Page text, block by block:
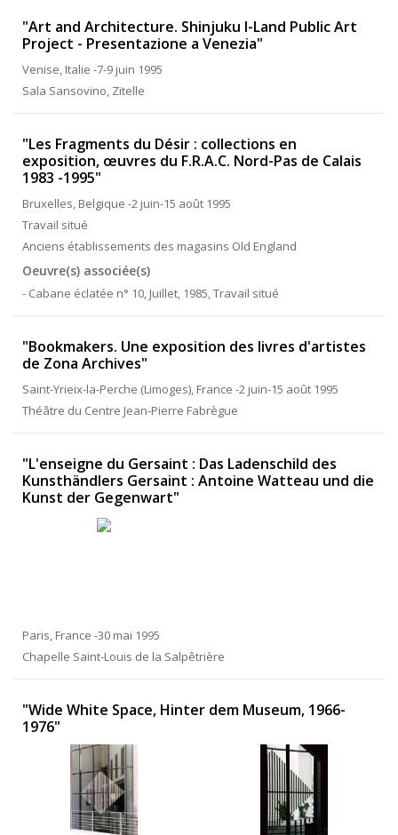
"Art and Architecture. Shinjuku I-Land Public Art
Project - Presentazione a Venezia"
Venise, Italie -7-9 juin 1995
Sala Sansovino, Zitelle
"Les Fragments du Désir : collections en
exposition, œuvres du F.R.A.C. Nord-Pas de Calais
1983 -1995"
Bruxelles, Belgique -2 juin-15 août 1995
Travail situé
Anciens établissements des magasins Old England
Oeuvre(s) associée(s)
- Cabane éclatée n° 10, Juillet, 1985, Travail situé
"Bookmakers. Une exposition des livres d'artistes
de Zona Archives"
Saint-Yrieix-la-Perche (Limoges), France -2 juin-15 août 1995
Théâtre du Centre Jean-Pierre Fabrègue
"L'enseigne du Gersaint : Das Ladenschild des
Kunsthändlers Gersaint : Antoine Watteau und die
Kunst der Gegenwart"
Paris, France -30 mai 1995
Chapelle Saint-Louis de la Salpêtrière
"Wide White Space, Hinter dem Museum, 1966-
1976"